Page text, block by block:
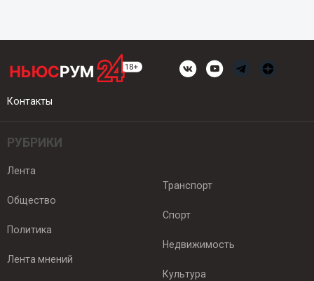
Контакты
РУБРИКИ
Лента
Общество
Политика
Лента мнений
Транспорт
Спорт
Недвижимость
Культура